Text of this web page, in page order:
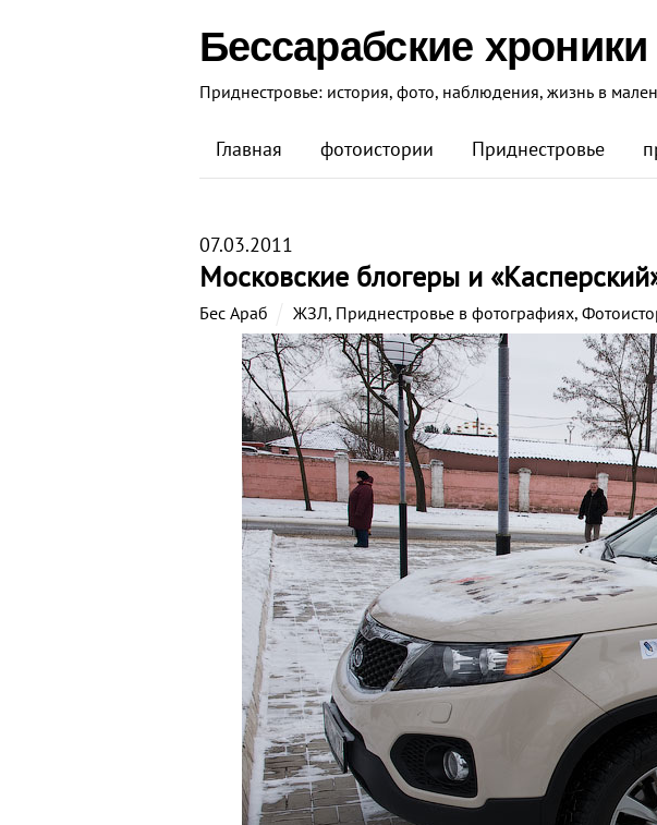
Бессарабские хроники
Приднестровье: история, фото, наблюдения, жизнь в
Главная фотоистории Приднестровье
07.03.2011
Московские блогеры и
Бес Араб ЖЗЛ, Приднестровье в фотографиях,